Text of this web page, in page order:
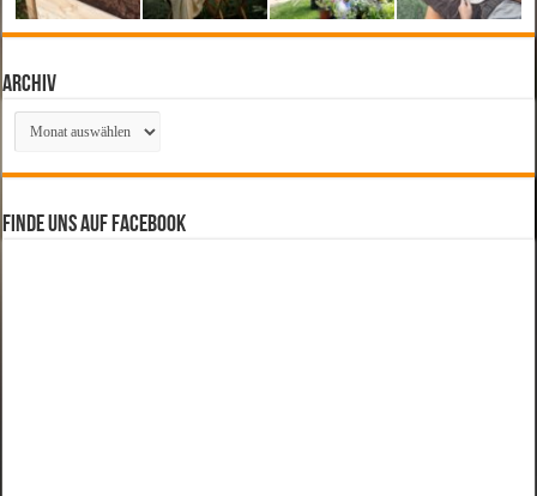
Archiv
Archiv
Finde uns auf Facebook